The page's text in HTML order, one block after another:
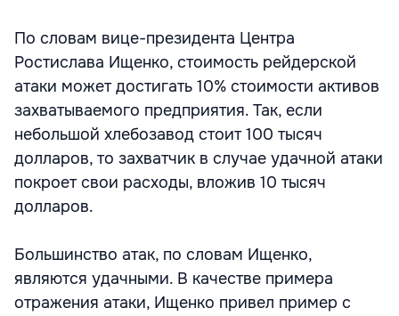
По словам вице-президента Центра
Ростислава Ищенко, стоимость рейдерской
атаки может достигать 10% стоимости активов
захватываемого предприятия. Так, если
небольшой хлебозавод стоит 100 тысяч
долларов, то захватчик в случае удачной атаки
покроет свои расходы, вложив 10 тысяч
долларов.
Большинство атак, по словам Ищенко,
являются удачными. В качестве примера
отражения атаки, Ищенко привел пример с